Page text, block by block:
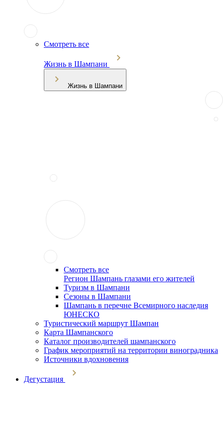
Смотреть все
Жизнь в Шампани
Жизнь в Шампани
Смотреть все
Регион Шампань глазами его жителей
Туризм в Шампани
Сезоны в Шампани
Шампань в перечне Всемирного наследия
ЮНЕСКО
Туристический маршрут Шампан
Карта Шампанского
Каталог производителей шампанского
График мероприятий на территории виноградника
Источники вдохновения
Дегустация